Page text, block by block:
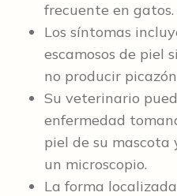
frecuente en gatos.
Los síntomas
escamosos de piel
no producir
Su veterinario
enfermedad
piel de su mascota
un microscopio.
La forma